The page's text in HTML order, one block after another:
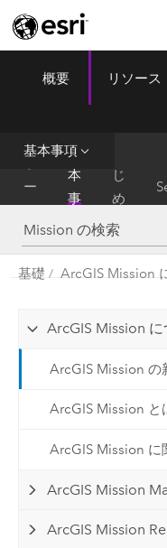
ArcGIS Mission
概要 リソース
基本事項
ー
ム
基
本
事
じ
め
に
基礎 ArcGIS Mission
ArcGIS Mission に
ArcGIS Mission の
ArcGIS Mission と
ArcGIS Mission に
ArcGIS Mission
ArcGIS Mission